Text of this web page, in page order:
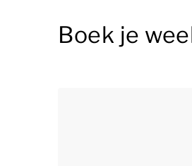
Boek je